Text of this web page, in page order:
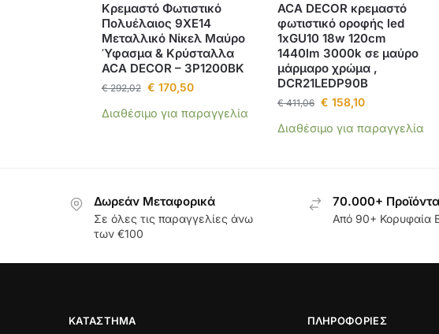
Κρεμαστό Φωτιστικό
Πολυέλαιος 9ΧΕ14
Μεταλλικό Νίκελ Μαύρο
Ύφασμα & Κρύσταλλα
ACA DECOR – 3P1200BK
€292,02 € 170,50
Διαθέσιμο για παραγγελία
ACA DECOR κρεμαστό
φωτιστικό οροφής led
1xGU10 18w 120cm
1440lm 3000k σε μαύρο
μάρμαρο χρώμα ,
DCR21LEDP90B
€411,06 € 158,10
Διαθέσιμο για παραγγελία
Δωρεάν Μεταφορικά
Σε όλες τις παραγγελίες άνω
των €100
70.000+ Προϊόντα
Από 90+ Κορυφαία
ΚΑΤΆΣΤΗΜΑ ΠΛΗΡΟΦΟΡΊΕΣ